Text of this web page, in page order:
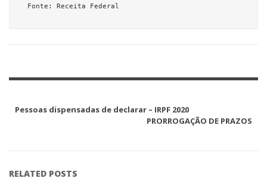
Fonte: Receita Federal
Pessoas dispensadas de declarar – IRPF 2020
PRORROGAÇÃO DE PRAZOS
RELATED POSTS